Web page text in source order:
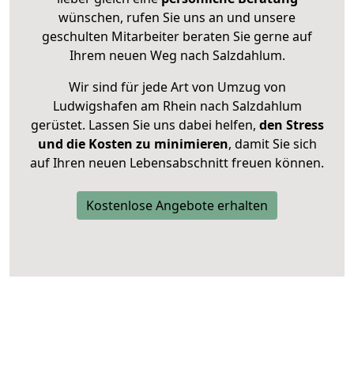
wünschen, rufen Sie uns an und unsere
geschulten Mitarbeiter beraten Sie gerne auf
Ihrem neuen Weg nach Salzdahlum.
Wir sind für jede Art von Umzug von
Ludwigshafen am Rhein nach Salzdahlum
gerüstet. Lassen Sie uns dabei helfen, den Stress
und die Kosten zu minimieren, damit Sie sich
auf Ihren neuen Lebensabschnitt freuen können.
Kostenlose Angebote erhalten